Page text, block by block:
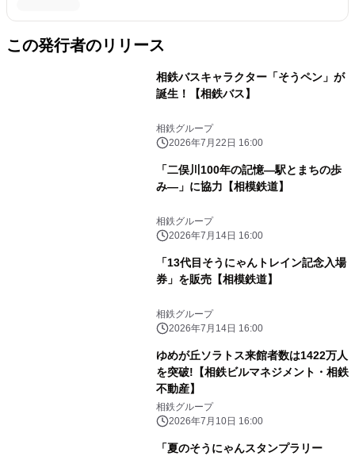
この発行者のリリース
相鉄バスキャラクター「そうペン」が
誕生！【相鉄バス】
相鉄グループ
2026年7月22日 16:00
「二俣川100年の記憶―駅とまちの歩
み―」に協力【相模鉄道】
相鉄グループ
2026年7月14日 16:00
「13代目そうにゃんトレイン記念入場
券」を販売【相模鉄道】
相鉄グループ
2026年7月14日 16:00
ゆめが丘ソラトス来館者数は1422万人
を突破!【相鉄ビルマネジメント・相鉄
不動産】
相鉄グループ
2026年7月10日 16:00
「夏のそうにゃんスタンプラリー